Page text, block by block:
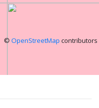
© OpenStreetMap contributors